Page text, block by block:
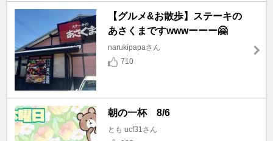
【グルメ&お散歩】ステーキの
あさくまですwwwーーー🤗
narukipapaさん
710
朝の一杯 8/6
とも ucf31さん